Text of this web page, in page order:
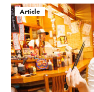
Article